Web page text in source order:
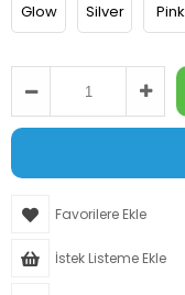
Glow Silver Pink
Favorilere Ekle
İstek Listeme Ekle